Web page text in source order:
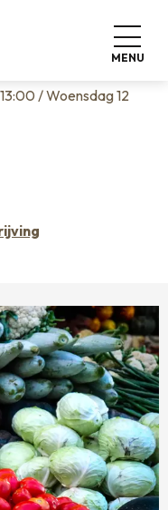
MENU
/ Woensdag 12